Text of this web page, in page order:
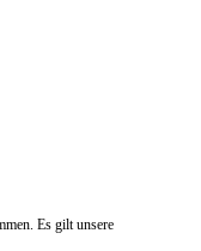
Es gilt unsere